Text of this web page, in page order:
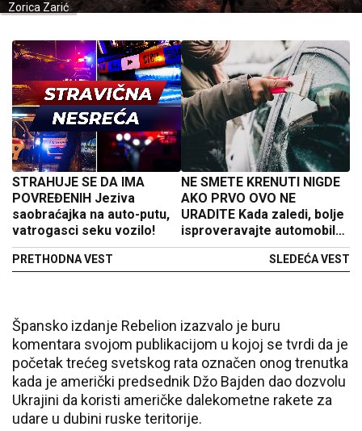
Zorica Zarić
STRAHUJE SE DA IMA
POVREĐENIH Jeziva
saobraćajka na auto-putu,
vatrogasci seku vozilo!
PRETHODNA VEST
NE SMETE KRENUTI NIGDE
AKO PRVO OVO NE
URADITE Kada zaledi, bolje
isproveravajte automobil
pre nego pođete na put
SLEDEĆA VEST
Špansko izdanje Rebelion izazvalo je buru
komentara svojom publikacijom u kojoj se tvrdi da je
početak trećeg svetskog rata označen onog trenutka
kada je američki predsednik Džo Bajden dao dozvolu
Ukrajini da koristi američke dalekometne rakete za
udare u dubini ruske teritorije.